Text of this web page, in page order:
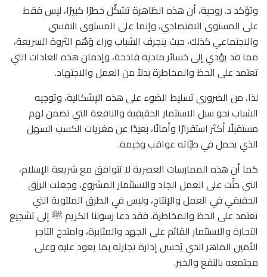
وتؤكد د. روحية، أن هذه الظاهرة تشكِّل خطرًا كبيرًا، ليس فقط
على المستوى الاقتصادي، وإنما على المستوى النفسي
والاجتماعي كذلك، حيث ينجرف الشباب وراء وَهْم الثروة السريعة،
مما قد يؤدي إلى خسائر مادية فادحة، وإدمان هذه العادات التي
تعتمد على الحظ والمخاطرة بدلاً من العمل والاجتهاد.
لذا، من الضروري تسليط الضوء على هذه الإشكالية، وتوجيه
الشباب نحو سبل الاستثمار الحقيقية والنافعة التي تضمن لهم
مستقبلًا أكثر استقرارًا وأمانًا، بعيدًا عن مغريات الكسب السهل
الذي يحمل في طيّاته عواقب وخيمة.
كما أن هذه الممارسات العصرية لا تتوافق مع شريعة الإسلام،
التي حثّت على العمل الجاد والاستثمار المشروع، وجعلت الرزق
الحقيقي في العمل والإنتاج، وليس في الطرق الملتوية التي
تعتمد على الحظ والمخاطرة. فقد دعا رسولنا الكريم ﷺ إلى تشجيع
التجارة والاستثمار القائم على الجهد والمثابرة، وامتدح التاجر
الأمين الماهر الذي يُحسن إدارة تجارته بما يعود عليه وعلى
مجتمعه بالنفع والخير.